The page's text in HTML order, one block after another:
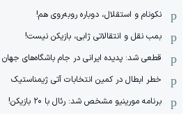
نکونام و استقلال، دوباره روبه‌روی هم!
بمب نقل و انتقالاتی ژابی، بازیکن نیست!
قطعی شد: پدیده ایرانی در جام باشگاه‌های جهان
خطر ابطال در کمین انتخابات آتی ژیمناستیک
برنامه مورینیو مشخص شد: رئال با ۲۰ بازیکن!